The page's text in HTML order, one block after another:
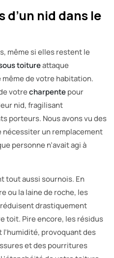
d’un nid dans le
même si elles restent le
toitureattaque
de votre habitation.
votrecharpentepour
nid, fragilisant
porteurs. Nous avons vu des
nécessiter un remplacement
personne n’avait agi à
tout aussi sournois. En
ou la laine de roche, les
drastiquement
toit. Pire encore, les résidus
provoquant des
et des pourritures